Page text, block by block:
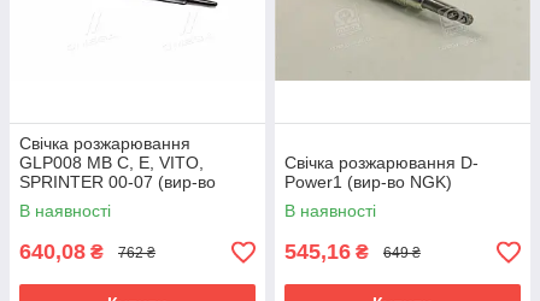
Свічка розжарювання
GLP008 MB C, E, VITO,
SPRINTER 00-07 (вир-во
BOSCH)
В наявності
640,08 ₴ 762 ₴
Свічка розжарювання D-
Power1 (вир-во NGK)
В наявності
545,16 ₴ 649 ₴